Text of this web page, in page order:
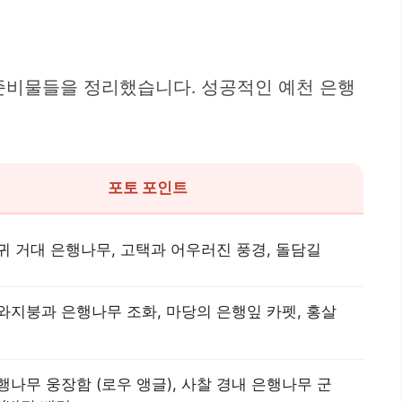
물들을 정리했습니다. 성공적인 예천 은행
포토 포인트
거대 은행나무, 고택과 어우러진 풍경, 돌담길
지붕과 은행나무 조화, 마당의 은행잎 카펫, 홍살
나무 웅장함 (로우 앵글), 사찰 경내 은행나무 군